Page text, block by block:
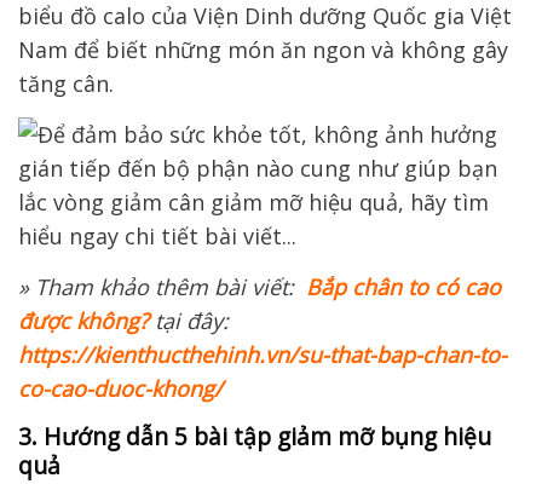
biểu đồ calo của Viện Dinh dưỡng Quốc gia Việt
Nam để biết những món ăn ngon và không gây
tăng cân.
» Tham khảo thêm bài viết: Bắp chân to có cao
được không?tại đây:
https://kienthucthehinh.vn/su-that-bap-chan-to-
co-cao-duoc-khong/
3. Hướng dẫn 5 bài tập giảm mỡ bụng hiệu
quả